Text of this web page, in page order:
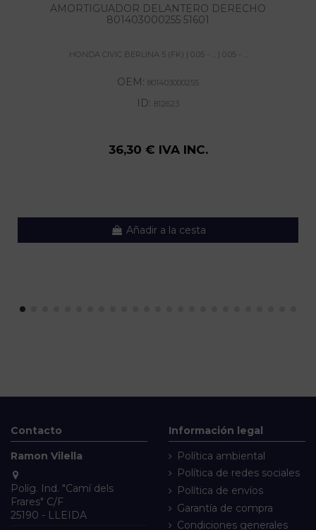
AMORTIGUADOR DELANTERO DERECHO
801403000255 51601
HONDA CIVIC BERLINA 5 (FK) | 0.05 - ... | 0.05 - ...
OEM: 801403000255
ID: 812623
36,30 € IVA INC.
Añadir a la cesta
Contacto
Ramon Vilella
Políg. Ind. "Camí dels
Frares" C/F
25190 - LLEIDA
Información legal
Política ambiental
Política de redes sociales
Política de envíos
Garantía de compra
Condiciones generales